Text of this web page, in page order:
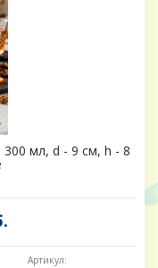
мл, d - 9 см, h - 8
Артикул: